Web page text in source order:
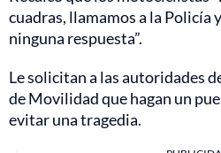
cuadras, llamamos a la Policía
ninguna respuesta”.
Le solicitan a las autoridades
de Movilidad que hagan un
evitar una tragedia.